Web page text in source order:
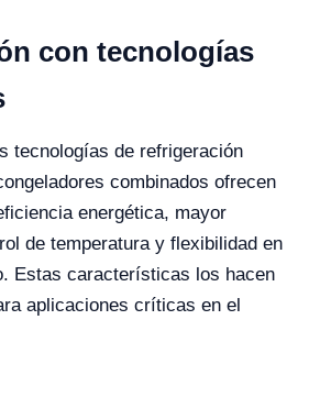
con tecnologías
tecnologías de refrigeración
combinados ofrecen
energética, mayor
de temperatura y flexibilidad en
Estas características los hacen
aplicaciones críticas en el